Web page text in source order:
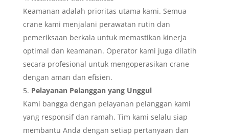
Keamanan adalah prioritas utama kami. Semua
crane kami menjalani perawatan rutin dan
pemeriksaan berkala untuk memastikan kinerja
optimal dan keamanan. Operator kami juga dilatih
secara profesional untuk mengoperasikan crane
dengan aman dan efisien.
Pelayanan Pelanggan yang Unggul
Kami bangga dengan pelayanan pelanggan kami
yang responsif dan ramah. Tim kami selalu siap
membantu Anda dengan setiap pertanyaan dan